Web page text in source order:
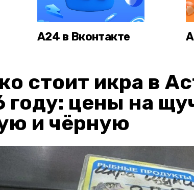
А24 в Вконтакте
стоит икра в
году: цены на
и чёрную